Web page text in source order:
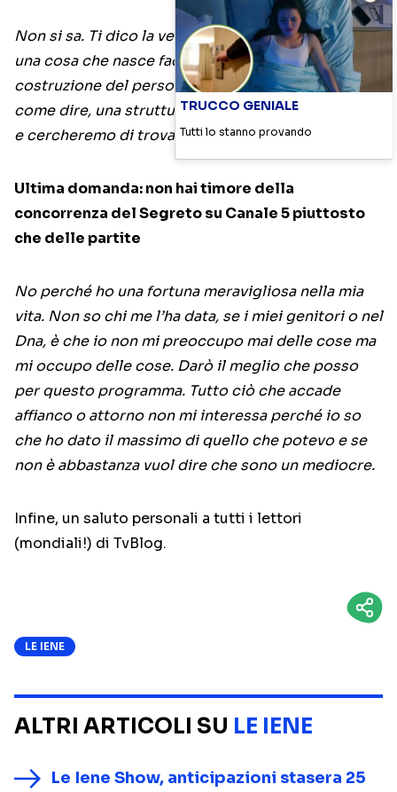
Non si sa. Ti dico la verità, non si sa perché sarà
una cosa che nasce facendo,a non c’è una
costruzione del personaggio a priori. Non c’è,
come dire, una struttura, una griglia. Siamo noi tre
e cercheremo di trovare gli equilibri giusti.
Ultima domanda: non hai timore della
concorrenza del Segreto su Canale 5 piuttosto
che delle partite
No perché ho una fortuna meravigliosa nella mia
vita. Non so chi me l’ha data, se i miei genitori o nel
Dna, è che io non mi preoccupo mai delle cose ma
mi occupo delle cose. Darò il meglio che posso
per questo programma. Tutto ciò che accade
affianco o attorno non mi interessa perché io so
che ho dato il massimo di quello che potevo e se
non è abbastanza vuol dire che sono un mediocre.
Infine, un saluto personali a tutti i lettori
(mondiali!) di TvBlog.
LE IENE
ALTRI ARTICOLI SU LE IENE
Le Iene Show, anticipazioni stasera 25
TRUCCO GENIALE
Tutti lo stanno provando